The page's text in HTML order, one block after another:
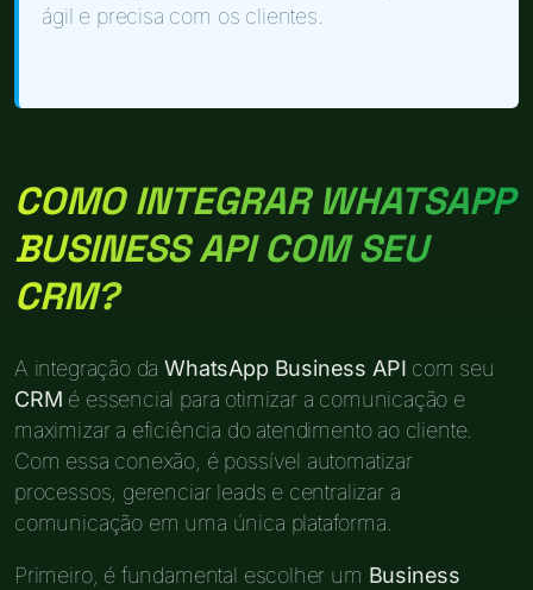
ágil e precisa com os clientes.
COMO INTEGRAR WHATSAPP
BUSINESS API COM SEU
CRM?
A integração daWhatsApp Business API com seu
CRM é essencial para otimizar a comunicação e
maximizar a eficiência do atendimento ao cliente.
Com essa conexão, é possível automatizar
processos, gerenciar leads e centralizar a
comunicação em uma única plataforma.
Primeiro, é fundamental escolher um Business